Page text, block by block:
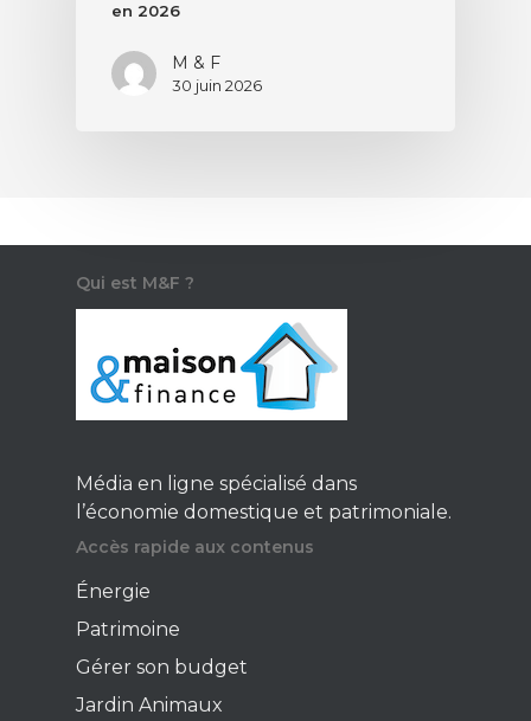
en 2026
M & F
30 juin 2026
Qui est M&F ?
Média en ligne spécialisé dans
l’économie domestique et patrimoniale.
Accès rapide aux contenus
Énergie
Patrimoine
Gérer son budget
Jardin Animaux